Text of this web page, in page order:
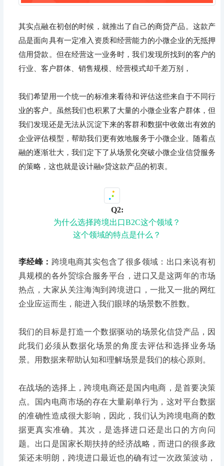
其实点融在初创的时候，就推出了自己的商贷产品。这款产
品是面向具有一定准入资质和经营能力的小微企业的无抵押
信用贷款。但在经营这一业务时，我们发现所找到的客户的
行业、客户群体、销售规模、经营模式却千差万别，
我们希望用一个统一的标准来看待和评估这些来自于不同行
业的客户。虽然我们也积累了大量的小微企业客户群体，但
我们发现还是无法从沉淀下来的客群和数据中收敛出有效的
企业评估模型，帮助我们更有效地服务于小微企业。随着点
融的逐渐壮大，我们定下了从场景化突破小微企业信贷服务
的策略，这也就是设计融e贷这款产品的初衷。
Q2:
为什么选择跨境出口B2C这个领域？
这个领域的特点是什么？
李经峰： 跨境电商其实包含了很多领域：出口来说有初
具规模的各外贸综合服务平台，进口又是这两年的市场
热点，大家从关注海淘到跨境进口，一批又一批的网红
企业应运而生，能进入我们眼球的场景数不胜数。
我们的目标是打造一个数据驱动的场景化信贷产品，因
此我们必须从数据化场景的角度去评估和选择业务场
景。用数据来帮助认知和理解场景是我们的核心原则。
在战场的选择上，跨境电商还是国内电商，是首要决策
点。国内电商市场的存在大量刷单行为，这对平台数据
的准确性造成很大影响，因此，我们认为跨境电商的数
据更真实准确。其次，是选择进口还是出口的方向问
题。出口是国家长期扶持的经济战略，而进口的很多政
策还未明朗，跨境进口最近也的确有过一次政策波动，